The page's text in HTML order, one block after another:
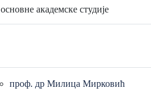
основне академске студије
проф. др Милица Мирковић